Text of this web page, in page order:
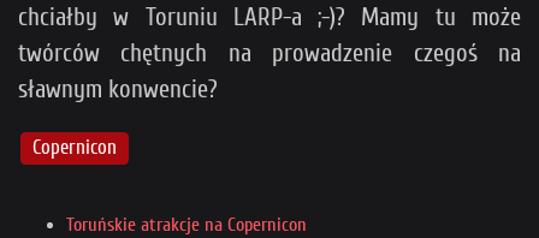
chciałby w Toruniu LARP-a ;-)? Mamy tu może
twórców chętnych na prowadzenie czegoś na
sławnym konwencie?
Copernicon
Toruńskie atrakcje na Copernicon